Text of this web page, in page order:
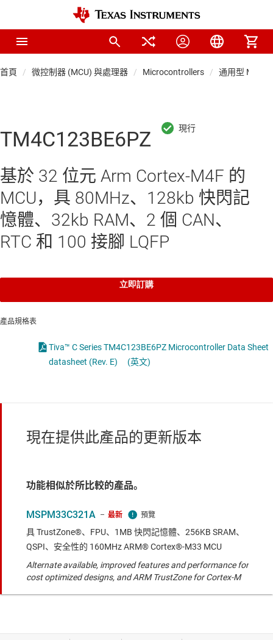
首頁 微控制器 (MCU) 與處理器 Microcontrollers 通用型 MCU
TM4C123BE6PZ
基於 32 位元 Arm Cortex-M4F 的
MCU，具 80MHz、128kb 快閃記
憶體、32kb RAM、2 個 CAN、
RTC 和 100 接腳 LQFP
立即訂購
產品規格表
Tiva™ C Series TM4C123BE6PZ Microcontroller Data Sheet
datasheet (Rev. E)
(英文)
現在提供此產品的更新版本
功能相似於所比較的產品。
最新
MSPM33C321A
具 TrustZone®、FPU、1MB 快閃記憶體、256KB SRAM、
QSPI、安全性的 160MHz ARM® Cortex®-M33 MCU
Alternate available, improved features and performance for
cost optimized designs, and ARM TrustZone for Cortex-M